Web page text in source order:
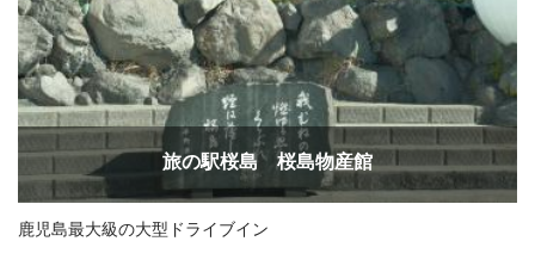
旅の駅桜島 桜島物産館
鹿児島最大級の大型ドライブイン